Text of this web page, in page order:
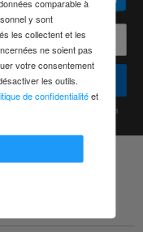
les particuliers
Désinscription
: 100 €
y sont
les collectent et les
ne soient pas
votre consentement
les outils.
de confidentialitéet